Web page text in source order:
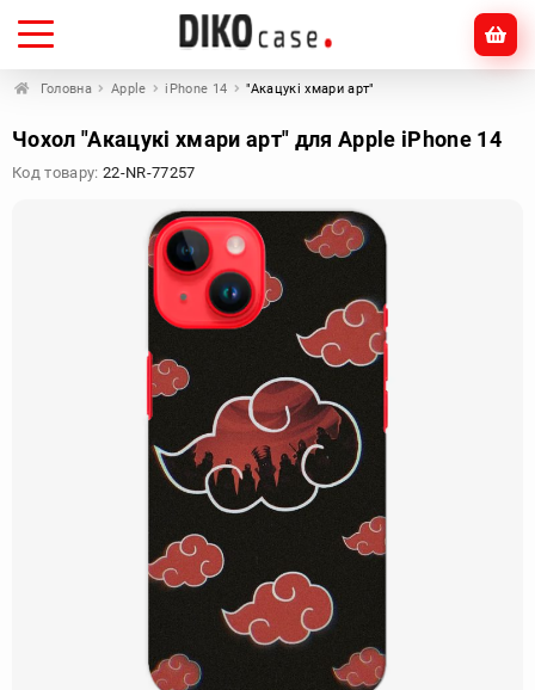
Головна Apple iPhone 14 "Акацукі хмари арт"
Чохол "Акацукі хмари арт" для Apple iPhone 14
Код товару: 22-NR-77257